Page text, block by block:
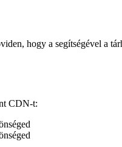
hogy a segítségével a
CDN-t: